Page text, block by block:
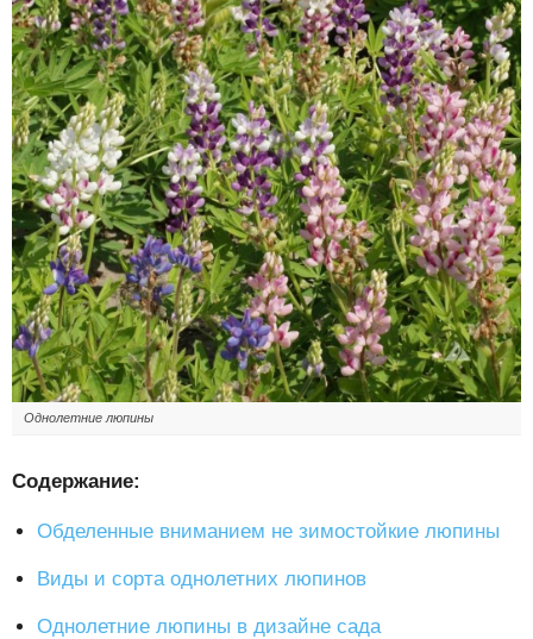
Однолетние люпины
Содержание:
Обделенные вниманием не зимостойкие люпины
Виды и сорта однолетних люпинов
Однолетние люпины в дизайне сада